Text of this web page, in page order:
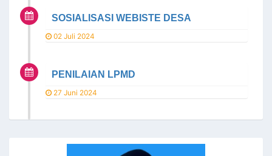
SOSIALISASI WEBISTE DESA
02 Juli 2024
PENILAIAN LPMD
27 Juni 2024